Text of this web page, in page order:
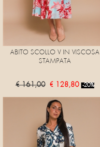
ABITO SCOLLO V IN VISCOSA
STAMPATA
€ 161,00 € 128,80 -20%